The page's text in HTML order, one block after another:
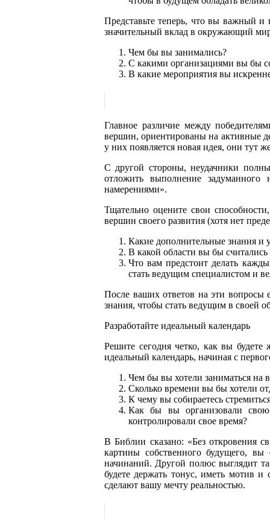
Представьте теперь, что вы важный и
значительный вклад в окружающий
Чем бы вы занимались?
С какими организациями вы бы
В какие мероприятия вы
Главное различие между
вершин, ориентированы на активные
у них появляется новая идея, они тут
С другой стороны, неудачники
отложить выполнение
намерениями».
Тщательно оцените свои
вершин своего развития (хотя нет
Какие дополнительные знания и
В какой области вы бы
Что вам предстоит делать
стать ведущим специалистом и
После ваших ответов на эти вопросы
знания, чтобы стать ведущим в своей
Разработайте идеальный календарь
Решите сегодня четко, как вы
идеальный календарь, начиная с
Чем бы вы хотели заниматься на
Сколько времени вы бы хотели
К чему вы собираетесь
Как бы вы организовали
контролировали свое время?
В Библии сказано: «Без откровения
картины собственного будущего,
начинаний. Другой полюс выглядит
будете держать тонус, иметь мотив
сделают вашу мечту реальностью.